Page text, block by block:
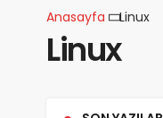
Anasayfa Linux
Linux